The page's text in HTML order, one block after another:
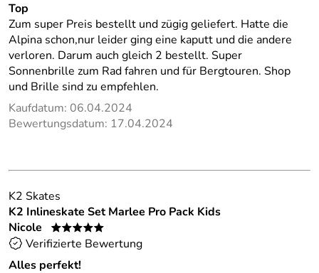
Top
Zum super Preis bestellt und zügig geliefert. Hatte die
Alpina schon,nur leider ging eine kaputt und die andere
verloren. Darum auch gleich 2 bestellt. Super
Sonnenbrille zum Rad fahren und für Bergtouren. Shop
und Brille sind zu empfehlen.
Kaufdatum: 06.04.2024
Bewertungsdatum: 17.04.2024
K2 Skates
K2 Inlineskate Set Marlee Pro Pack Kids
Nicole
*****
Verifizierte Bewertung
Alles perfekt!